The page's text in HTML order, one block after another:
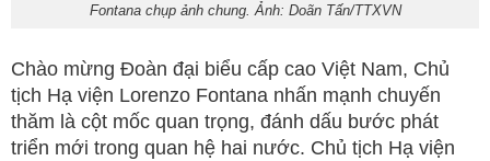
Fontana chụp ảnh chung. Ảnh: Doãn Tấn/TTXVN
Chào mừng Đoàn đại biểu cấp cao Việt Nam, Chủ
tịch Hạ viện Lorenzo Fontana nhấn mạnh chuyến
thăm là cột mốc quan trọng, đánh dấu bước phát
triển mới trong quan hệ hai nước. Chủ tịch Hạ viện